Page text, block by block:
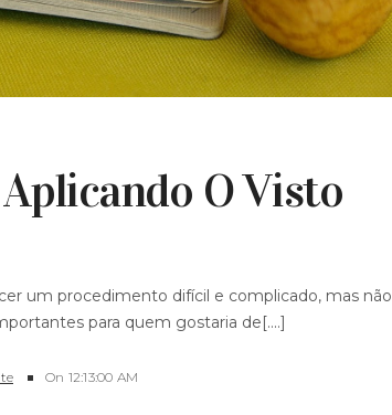
O Visto
um procedimento difícil e complicado, mas não
para quem gostaria de[....]
On 12:13:00 AM